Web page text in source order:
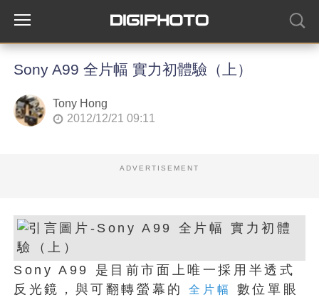
Sony A99 全片幅 實力初體驗（上）
Tony Hong
2012/12/21 09:11
ADVERTISEMENT
Sony A99 是目前市面上唯一採用半透式
反光鏡，與可翻轉螢幕的全片幅
數位單眼